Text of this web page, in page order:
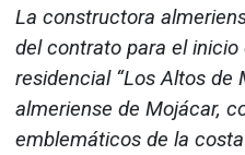
La constructora
del contrato para el
residencial “Los Altos de
almeriense de Mojácar,
emblemáticos de la